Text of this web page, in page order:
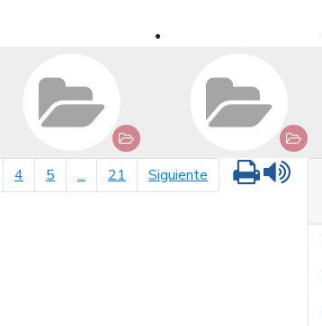
4 5 ... 21 Siguiente página siguiente
Imprimir